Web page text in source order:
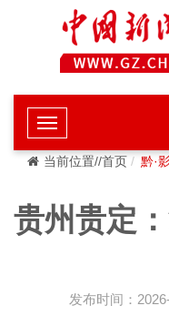
当前位置//首页 黔·
贵州贵定
发布时间：